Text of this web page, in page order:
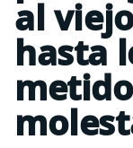
al
hasta